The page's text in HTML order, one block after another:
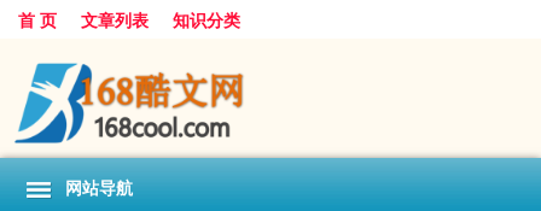
首 页 文章列表 知识分类
网站导航